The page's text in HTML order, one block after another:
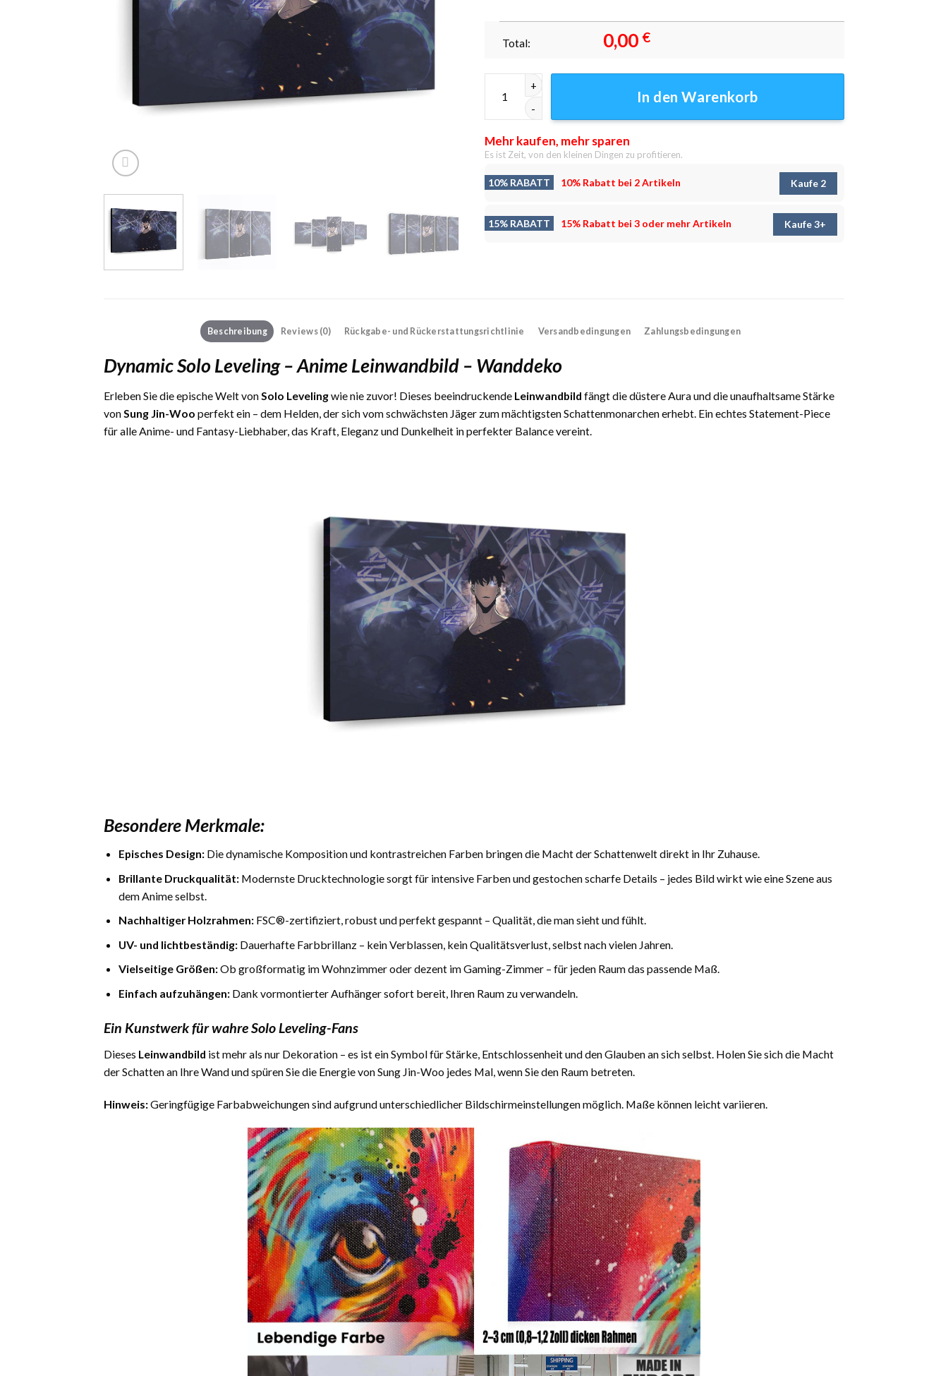
Total: 0,00 €
Dynamic Solo Leveling - Anime Leinwandbild - Wanddeko Menge
In den Warenkorb
Mehr kaufen, mehr sparen
Es ist Zeit, von den kleinen Dingen zu profitieren.
10% RABATT 10% Rabatt bei 2 Artikeln Kaufe 2
15% RABATT 15% Rabatt bei 3 oder mehr Artikeln Kaufe 3+
Beschreibung Reviews (0) Rückgabe- und Rückerstattungsrichtlinie Versandbedingungen Zahlungsbedingungen
Dynamic Solo Leveling – Anime Leinwandbild – Wanddeko
Erleben Sie die epische Welt vonSolo Levelingwie nie zuvor! Dieses beeindruckende Leinwandbild fängt die düstere Aura und die unaufhaltsame Stärke
vonSung Jin-Woo perfekt ein – dem Helden, der sich vom schwächsten Jäger zum mächtigsten Schattenmonarchen erhebt. Ein echtes Statement-Piece
für alle Anime- und Fantasy-Liebhaber, das Kraft, Eleganz und Dunkelheit in perfekter Balance vereint.
Besondere Merkmale:
Episches Design:Die dynamische Komposition und kontrastreichen Farben bringen die Macht der Schattenwelt direkt in Ihr Zuhause.
Brillante Druckqualität:Modernste Drucktechnologie sorgt für intensive Farben und gestochen scharfe Details – jedes Bild wirkt wie eine Szene aus
dem Anime selbst.
Nachhaltiger Holzrahmen:FSC®-zertifiziert, robust und perfekt gespannt – Qualität, die man sieht und fühlt.
UV- und lichtbeständig:Dauerhafte Farbbrillanz – kein Verblassen, kein Qualitätsverlust, selbst nach vielen Jahren.
Vielseitige Größen:Ob großformatig im Wohnzimmer oder dezent im Gaming-Zimmer – für jeden Raum das passende Maß.
Einfach aufzuhängen:Dank vormontierter Aufhänger sofort bereit, Ihren Raum zu verwandeln.
Ein Kunstwerk für wahre Solo Leveling-Fans
Dieses Leinwandbild ist mehr als nur Dekoration – es ist ein Symbol für Stärke, Entschlossenheit und den Glauben an sich selbst. Holen Sie sich die Macht
der Schatten an Ihre Wand und spüren Sie die Energie von Sung Jin-Woo jedes Mal, wenn Sie den Raum betreten.
Hinweis:Geringfügige Farbabweichungen sind aufgrund unterschiedlicher Bildschirmeinstellungen möglich. Maße können leicht variieren.